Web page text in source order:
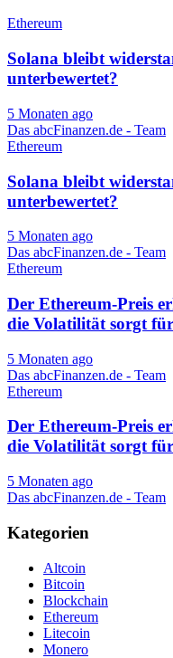
Ethereum
Solana bleibt
unterbewertet?
5 Monaten ago
Das abcFinanzen.de - Team
Ethereum
Solana bleibt
unterbewertet?
5 Monaten ago
Das abcFinanzen.de - Team
Ethereum
Der Ethereum-Preis
die Volatilität sorgt
5 Monaten ago
Das abcFinanzen.de - Team
Ethereum
Der Ethereum-Preis
die Volatilität sorgt
5 Monaten ago
Das abcFinanzen.de - Team
Kategorien
Altcoin
Bitcoin
Blockchain
Ethereum
Litecoin
Monero